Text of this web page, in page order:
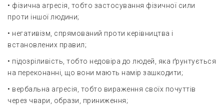
• фізична агресія, тобто застосування фізичної сили
проти іншої людини;
• негативізм, спрямований проти керівництва і
встановлених правил;
• підозріливість, тобто недовіра до людей, яка ґрунтується
на переконанні, що вони мають намір зашкодити;
• вербальна агресія, тобто вираження своїх почуттів
через чвари, образи, приниження;